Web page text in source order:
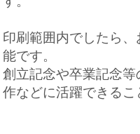
印刷範囲内でしたら
能です。
創立記念や卒業記念等
作などに活躍できるこ